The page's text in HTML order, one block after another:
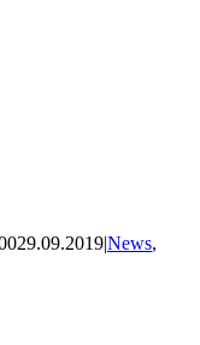
29.09.2019|News,